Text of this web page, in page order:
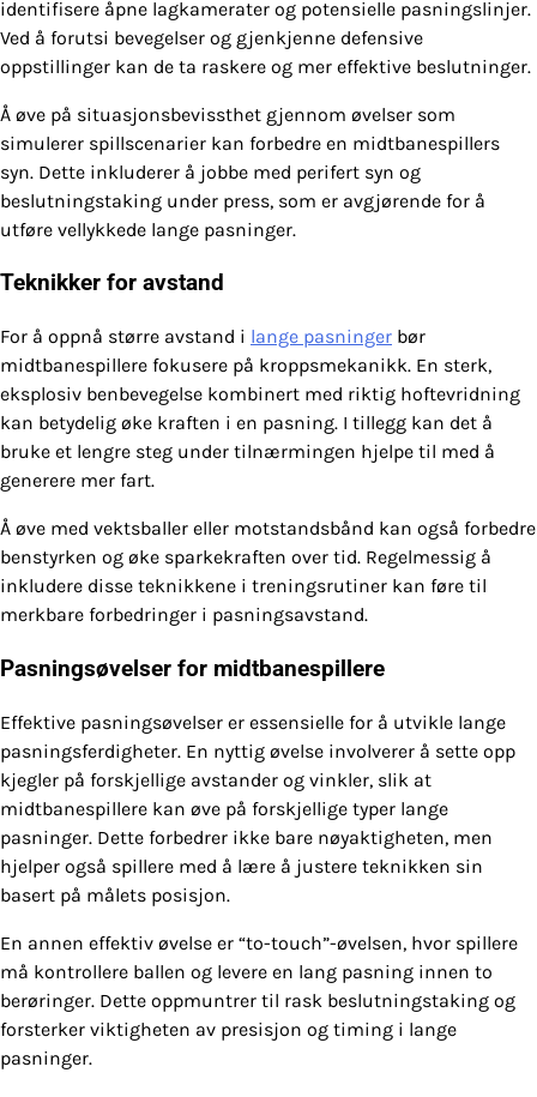
identifisere åpne lagkamerater og potensielle pasningslinjer.
Ved å forutsi bevegelser og gjenkjenne defensive
oppstillinger kan de ta raskere og mer effektive beslutninger.
Å øve på situasjonsbevissthet gjennom øvelser som
simulerer spillscenarier kan forbedre en midtbanespillers
syn. Dette inkluderer å jobbe med perifert syn og
beslutningstaking under press, som er avgjørende for å
utføre vellykkede lange pasninger.
Teknikker for avstand
For å oppnå større avstand i lange pasninger bør
midtbanespillere fokusere på kroppsmekanikk. En sterk,
eksplosiv benbevegelse kombinert med riktig hoftevridning
kan betydelig øke kraften i en pasning. I tillegg kan det å
bruke et lengre steg under tilnærmingen hjelpe til med å
generere mer fart.
Å øve med vektsballer eller motstandsbånd kan også forbedre
benstyrken og øke sparkekraften over tid. Regelmessig å
inkludere disse teknikkene i treningsrutiner kan føre til
merkbare forbedringer i pasningsavstand.
Pasningsøvelser for midtbanespillere
Effektive pasningsøvelser er essensielle for å utvikle lange
pasningsferdigheter. En nyttig øvelse involverer å sette opp
kjegler på forskjellige avstander og vinkler, slik at
midtbanespillere kan øve på forskjellige typer lange
pasninger. Dette forbedrer ikke bare nøyaktigheten, men
hjelper også spillere med å lære å justere teknikken sin
basert på målets posisjon.
En annen effektiv øvelse er “to-touch”-øvelsen, hvor spillere
må kontrollere ballen og levere en lang pasning innen to
berøringer. Dette oppmuntrer til rask beslutningstaking og
forsterker viktigheten av presisjon og timing i lange
pasninger.